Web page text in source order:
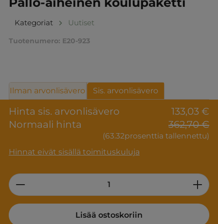
Kategoriat Uutiset
Tuotenumero: E20-923
Hinta sis. arvonlisävero
133,03 €
Normaali hinta
362,70 €
(63.32prosenttia tallennettu)
Hinnat eivät sisällä toimituskuluja
Ilman arvonlisävero Sis. arvonlisävero
Product Quantity: Enter the desired
Lisää ostoskoriin